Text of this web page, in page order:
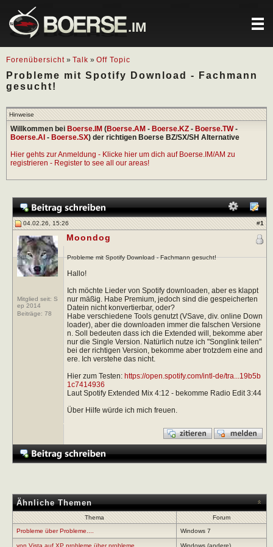
.IM
Forenübersicht » Talk » Off Topic
Probleme mit Spotify Download - Fachmann
gesucht!
Hinweise
Willkommen bei Boerse.IM (Boerse.AM - Boerse.KZ - Boerse.TW-
Boerse.AI - Boerse.SX) der richtigen Boerse BZ/SX/SH Alternative
Hier gehts zur Anmeldung - Klicke hier um dich auf Boerse.IM/AM zu
registrieren - Register to see all our areas!
04.02.26, 15:26 #1
Mitglied seit: S
ep 2014
Beiträge: 78
Moondog
Probleme mit Spotify Download - Fachmann gesucht!
Hallo!
Ich möchte Lieder von Spotify downloaden, aber es klappt
nur mäßig. Habe Premium, jedoch sind die gespeicherten
Datein nicht konvertierbar, oder?
Habe verschiedene Tools genutzt (VSave, div. online Down
loader), aber die downloaden immer die falschen Versione
n. Soll bedeuten dass ich die Extended will, bekomme aber
nur die Single Version. Natürlich nutze ich "Songlink teilen"
bei der richtigen Version, bekomme aber trotzdem eine and
ere. Ich verstehe das nicht.
Hier zum Testen: https://open.spotify.com/intl-de/tra...19b5b
1c7414936
Laut Spotify Extended Mix 4:12 - bekomme Radio Edit 3:44
Über Hilfe würde ich mich freuen.
Ähnliche Themen
Thema
Forum
Probleme über Probleme....
Windows 7
von Vista auf XP probleme über probleme Windows (andere)